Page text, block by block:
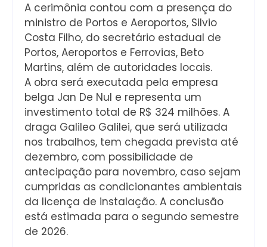
A cerimônia contou com a presença do
ministro de Portos e Aeroportos, Silvio
Costa Filho, do secretário estadual de
Portos, Aeroportos e Ferrovias, Beto
Martins, além de autoridades locais.
A obra será executada pela empresa
belga Jan De Nul e representa um
investimento total de R$ 324 milhões. A
draga Galileo Galilei, que será utilizada
nos trabalhos, tem chegada prevista até
dezembro, com possibilidade de
antecipação para novembro, caso sejam
cumpridas as condicionantes ambientais
da licença de instalação. A conclusão
está estimada para o segundo semestre
de 2026.